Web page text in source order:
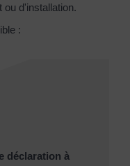
ou d'installation.
:
déclaration à